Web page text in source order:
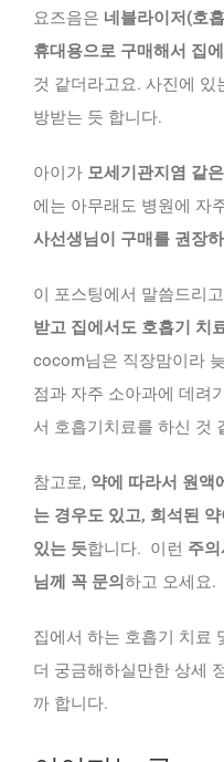
요즈음은 네블라이저(호
휴대용으로 구매해서 집
것 같더라고요. 사진에 있
방받는 듯 합니다.
아이가 모세기관지염 같
에는 아무래도 병원에 자
사선생님이 구매를 권장
이 포스팅에서 말씀드리
받고 집에서도 호흡기 치
cocom님은 직장맘이라
점과 자주 소아과에 데려
서 호흡기치료를 하신 것
참고로, 약에 따라서 원액
는 경우도 있고, 희석된
있는 듯합니다. 이런 주
님께 꼭 문의하고 오세요.
집에서 하는 호흡기 치료
더 궁금해하실만한 상세
까 합니다.